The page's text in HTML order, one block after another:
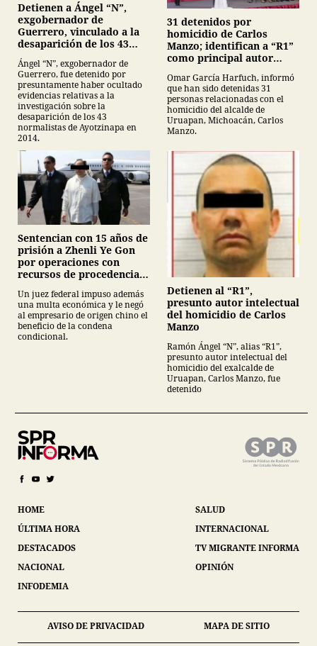
Detienen a Ángel “N”,
exgobernador de
Guerrero, vinculado a la
desaparición de los 43
normalistas de
Ayotzinapa
Ángel “N”, exgobernador de
Guerrero, fue detenido por
presuntamente haber ocultado
evidencias relativas a la
investigación sobre la
desaparición de los 43
normalistas de Ayotzinapa en
2014.
31 detenidos por
homicidio de Carlos
Manzo; identifican a “R1”
como principal autor
Omar García Harfuch, informó
que han sido detenidas 31
personas relacionadas con el
homicidio del alcalde de
Uruapan, Michoacán, Carlos
Manzo.
Sentencian con 15 años de
prisión a Zhenli Ye Gon
por operaciones con
recursos de procedencia
Un juez federal impuso además
una multa económica y le negó
al empresario de origen chino el
beneficio de la condena
condicional.
Detienen al “R1”,
presunto autor intelectual
del homicidio de Carlos
Manzo
Ramón Ángel “N”, alias “R1”,
presunto autor intelectual del
homicidio del exalcalde de
Uruapan, Carlos Manzo, fue
detenido
HOME
ÚLTIMA HORA
DESTACADOS
NACIONAL
INFODEMIA
SALUD
INTERNACIONAL
TV MIGRANTE INFORMA
OPINIÓN
AVISO DE PRIVACIDAD MAPA DE SITIO